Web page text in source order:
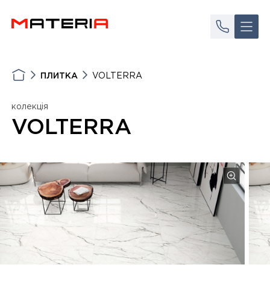
ПЛИТКА VOLTERRA
колекція
VOLTERRA